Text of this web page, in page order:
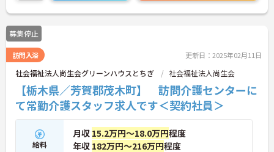
募集停止
訪問入浴 更新日：2025年02月11日
社会福祉法人尚生会グリーンハウスとちぎ 社会福祉法人尚生会
【栃木県／芳賀郡茂木町】 訪問介護センターに
て常勤介護スタッフ求人です＜契約社員＞
給料
月収 15.2万円～18.0万円程度
年収 182万円～216万円程度